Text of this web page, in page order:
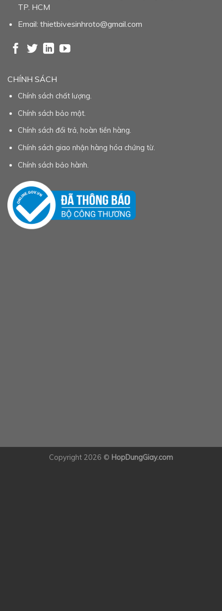
TP. HCM
Email: thietbivesinhroto@gmail.com
CHÍNH SÁCH
Chính sách chất lượng.
Chính sách bảo mật.
Chính sách đổi trả, hoàn tiền hàng.
Chính sách giao nhận hàng hóa chứng từ.
Chính sách bảo hành.
Copyright 2026 © HopDungGiay.com